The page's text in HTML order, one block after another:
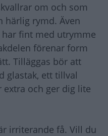
om och som
härlig rymd. Även
fint med utrymme
förenar form
Tilläggas bör att
glastak, ett tillval
extra och ger dig lite
irriterande få. Vill du